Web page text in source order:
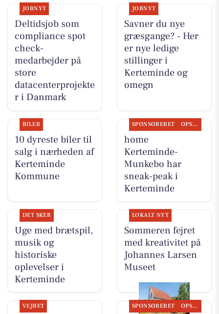
JOBNYT
Deltidsjob som
compliance spot
check-
medarbejder på
store
datacenterprojekte
r i Danmark
JOBNYT
Savner du nye
græsgange? - Her
er nye ledige
stillinger i
Kerteminde og
omegn
BILER
10 dyreste biler til
salg i nærheden af
Kerteminde
Kommune
SPONSORERET OPSLAGSTAVLEN
home
Kerteminde-
Munkebo har
sneak-peak i
Kerteminde
DET SKER
Uge med brætspil,
musik og
historiske
oplevelser i
Kerteminde
LOKALT NYT
Sommeren fejret
med kreativitet på
Johannes Larsen
Museet
VEJRET SPONSORERET OPSLAGSTAVLEN